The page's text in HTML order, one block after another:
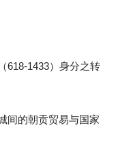
618-1433）身分之转
间的朝贡贸易与国家